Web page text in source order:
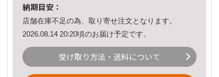
納期目安：
店舗在庫不足の為、取り寄せ注文となります。
2026.08.14 20:20頃のお届け予定です。
受け取り方法・送料について